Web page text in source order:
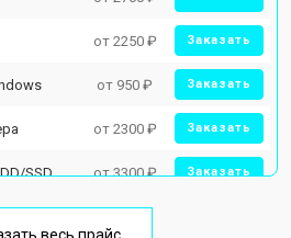
от 2250 ₽ Заказать
от 950 ₽ Заказать
от 2300 ₽ Заказать
SSD от 3300 ₽ Заказать